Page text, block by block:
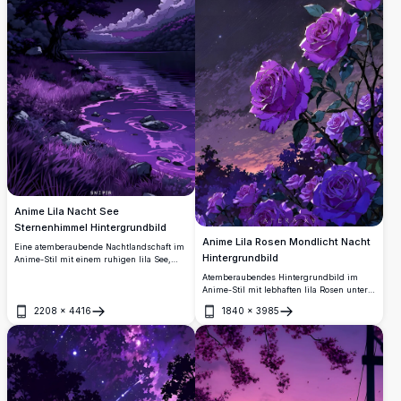
Anime Lila Nacht See
Sternenhimmel Hintergrundbild
Eine atemberaubende Nachtlandschaft im
Anime-Stil mit einem ruhigen lila See,
Hintergrundbild in hoher Auflösung mit
traumhafter, mystischer lila Ästhetik.
2208 × 4416
Öffnen
Anime Lila Rosen Mondlicht Nacht
Hintergrundbild
Atemberaubendes Hintergrundbild im
Anime-Stil mit lebhaften lila Rosen unter
einem leuchtenden Vollmond in einem
sternenklaren Nachthimmel. Perfekt für
Fans dunkler, romantischer und
magischer Ästhetik in ultra-hoher 4K-
Auflösung.
1840 × 3985
Öffnen